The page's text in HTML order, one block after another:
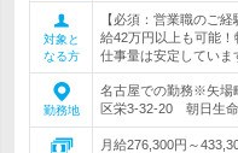
対象と
なる方
【必須：営業職のご
給42万円以上も可能！
仕事量は安定していま
勤務地
名古屋での勤務※矢場
区栄3-32-20 朝日生
月給276,300円～